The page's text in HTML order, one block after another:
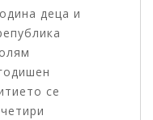
деца и
се